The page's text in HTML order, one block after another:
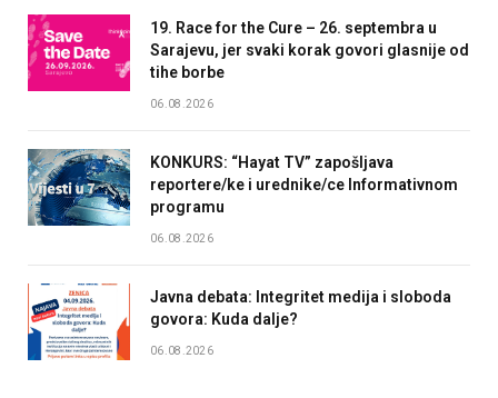
19. Race for the Cure – 26. septembra u
Sarajevu, jer svaki korak govori glasnije od
tihe borbe
06.08.2026
KONKURS: “Hayat TV” zapošljava
reportere/ke i urednike/ce Informativnom
programu
06.08.2026
Javna debata: Integritet medija i sloboda
govora: Kuda dalje?
06.08.2026